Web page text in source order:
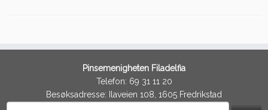
Pinsemenigheten Filadelfia
Telefon: 69 31 11 20
Besøksadresse: Ilaveien 108, 1605 Fredrikstad